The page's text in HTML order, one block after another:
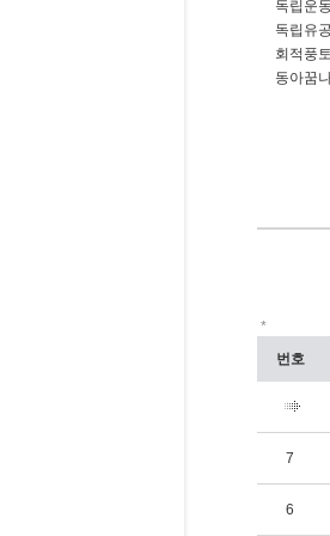
독립운
독립유
회적풍
동아꿈
*
번호
7
6